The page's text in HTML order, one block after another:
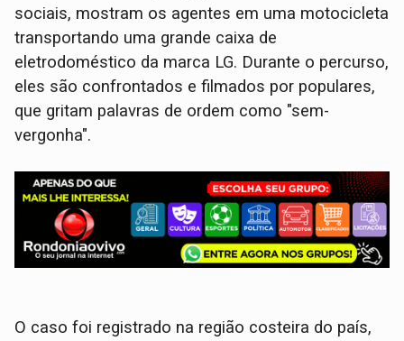
sociais, mostram os agentes em uma motocicleta
transportando uma grande caixa de
eletrodoméstico da marca LG. Durante o percurso,
eles são confrontados e filmados por populares,
que gritam palavras de ordem como "sem-
vergonha".
​O caso foi registrado na região costeira do país,